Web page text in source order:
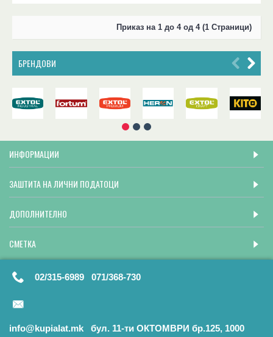
Приказ на 1 до 4 од 4 (1 Страници)
БРЕНДОВИ
ИНФОРМАЦИИ
ЗАШТИТА НА ЛИЧНИ ПОДАТОЦИ
ДОПОЛНИТЕЛНО
СМЕТКА
02/315-6989 071/368-730
info@kupialat.mk бул. 11-ти ОКТОМВРИ бр.125, 1000